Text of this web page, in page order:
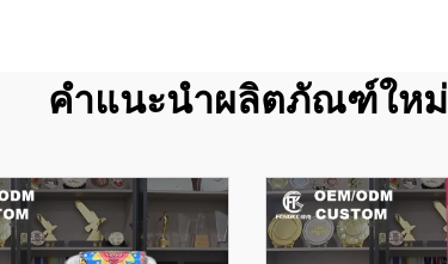
คำแนะนำผลิตภัณฑ์ใหม่